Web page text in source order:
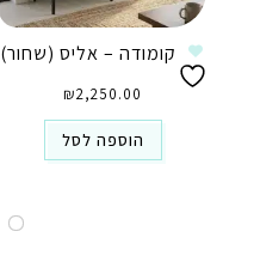
קומודה – אליס (שחור)
₪2,250.00
הוספה לסל